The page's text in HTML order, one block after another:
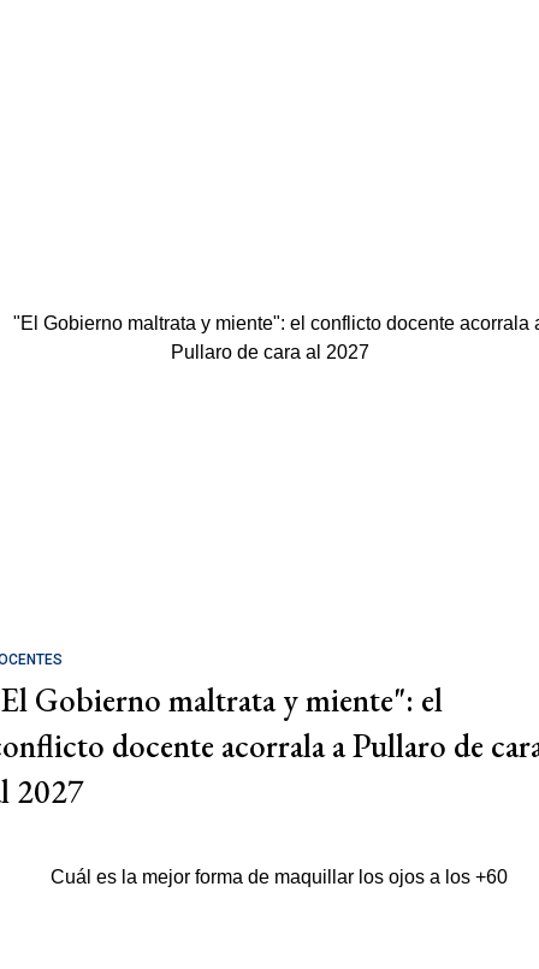
Gobierno maltrata y miente": el
docente acorrala a Pullaro de
2027